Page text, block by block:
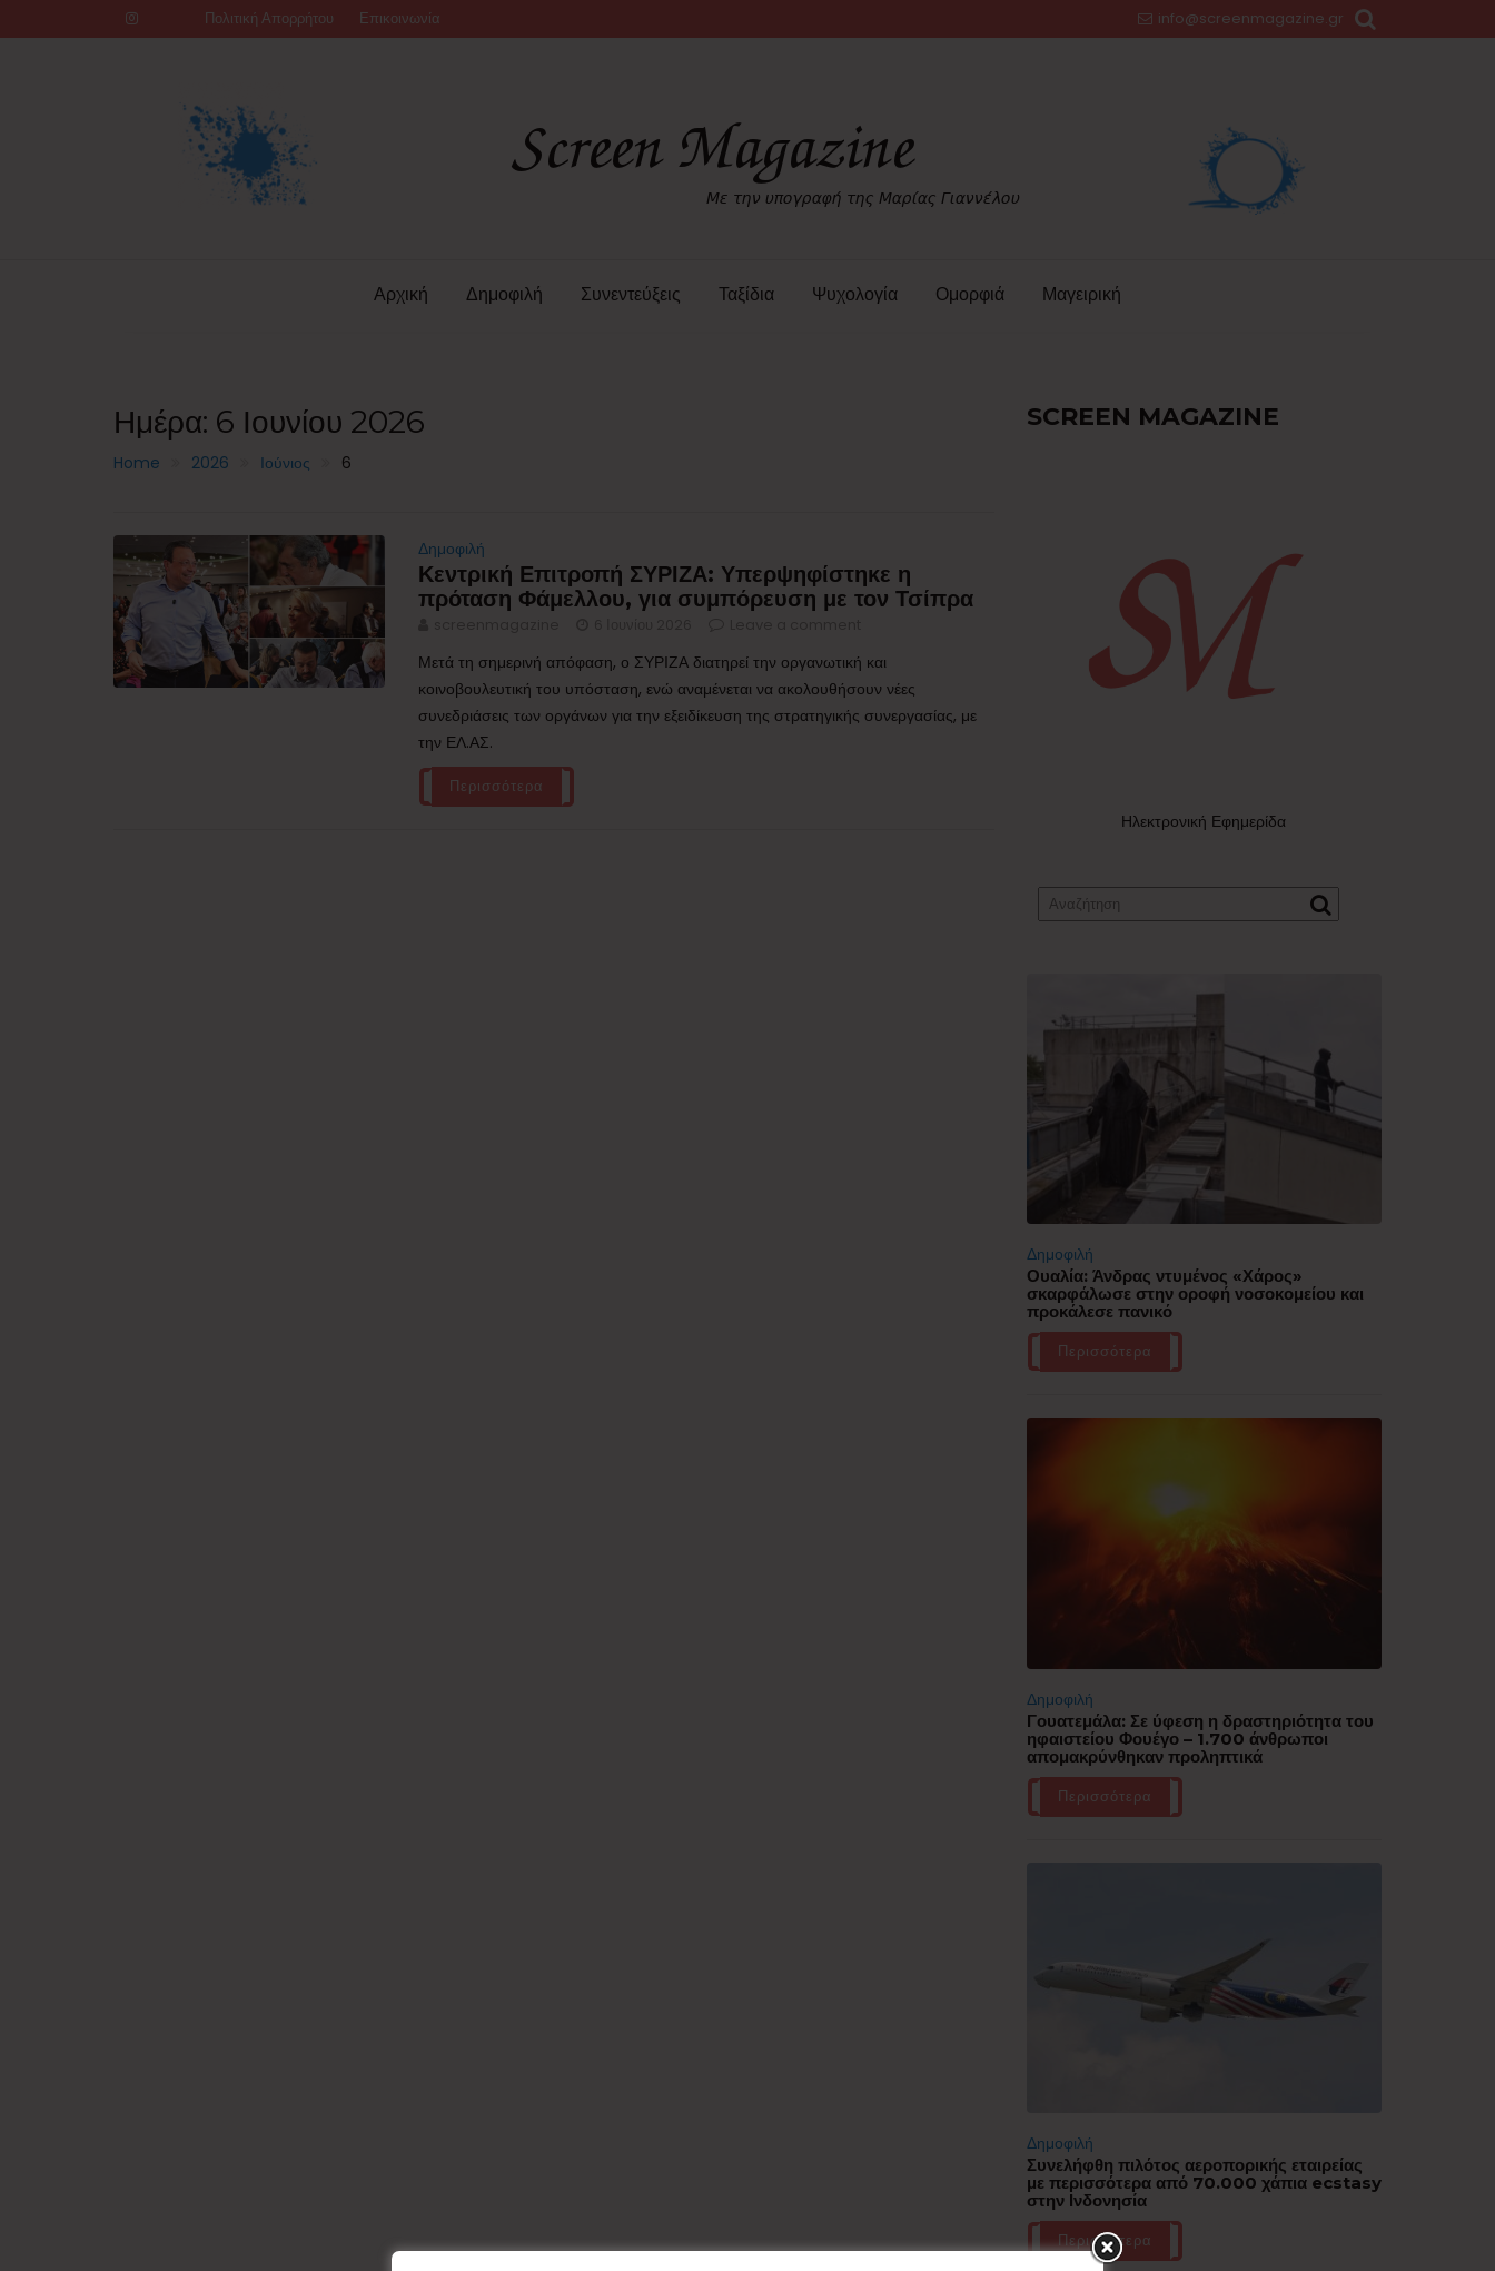
to
Πολιτική Απορρήτου Επικοινωνία info@screenmagazine.gr
Αρχική Δημοφιλή Συνεντεύξεις Ταξίδια Ψυχολογία Ομορφιά Μαγειρική
Ημέρα: 6 Ιουνίου 2026
Home 2026 Ιούνιος 6
Δημοφιλή
Κεντρική Επιτροπή ΣΥΡΙΖΑ: Υπερψηφίστηκε η
πρόταση Φάμελλου, για συμπόρευση με τον Τσίπρα
Μετά τη σημερινή απόφαση, ο ΣΥΡΙΖΑ διατηρεί την οργανωτική και
κοινοβουλευτική του υπόσταση, ενώ αναμένεται να ακολουθήσουν νέες
συνεδριάσεις των οργάνων για την εξειδίκευση της στρατηγικής συνεργασίας, με
την ΕΛ.ΑΣ.
Περισσότερα
SCREEN MAGAZINE
Ηλεκτρονική Εφημερίδα
Δημοφιλή
Ουαλία: Άνδρας ντυμένος «Χάρος»
σκαρφάλωσε στην οροφή νοσοκομείου και
προκάλεσε πανικό
Περισσότερα
Δημοφιλή
Γουατεμάλα: Σε ύφεση η δραστηριότητα του
ηφαιστείου Φουέγο – 1.700 άνθρωποι
απομακρύνθηκαν προληπτικά
Περισσότερα
Δημοφιλή
Συνελήφθη πιλότος αεροπορικής εταιρείας
με περισσότερα από 70.000 χάπια ecstasy
στην Ινδονησία
Περισσότερα